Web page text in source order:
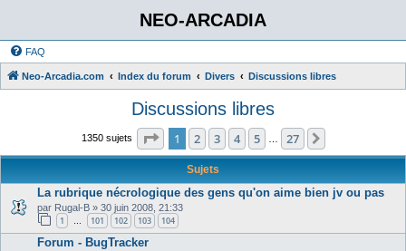
NEO-ARCADIA
FAQ
Neo-Arcadia.com Index du forum Divers Discussions libres
Discussions libres
1350 sujets Page 1sur27
1 2 3 4 5 27
Sujets
La rubrique nécrologique des gens qu'on aime bien jv ou pas
par Rugal-B » 30 juin 2008, 21:33
1 … 101 102 103 104
Forum - BugTracker